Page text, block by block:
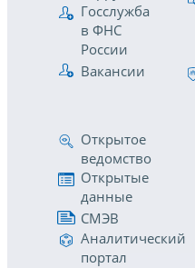
Госслужба
в ФНС
России
Вакансии
Открытое
ведомство
Открытые
данные
СМЭВ
Аналитический
портал